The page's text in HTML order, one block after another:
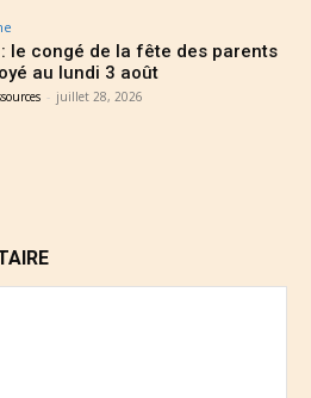
: le congé de la fête des parents
au lundi 3 août
- juillet 28, 2026